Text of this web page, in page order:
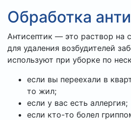
Обработка
Антисептик — это раствор на
для удаления возбудителей
используют при уборке по
если вы переехали в
то жил;
если у вас есть аллергия;
если кто-то болел